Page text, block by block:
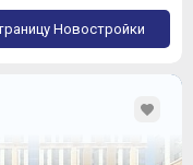
Новостройки